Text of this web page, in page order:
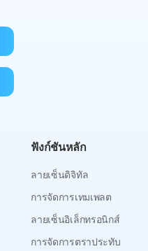
ฟังก์ชันหลัก
ลายเซ็นดิจิทัล
การจัดการเทมเพลต
ลายเซ็นอิเล็กทรอนิกส์
การจัดการตราประทับ